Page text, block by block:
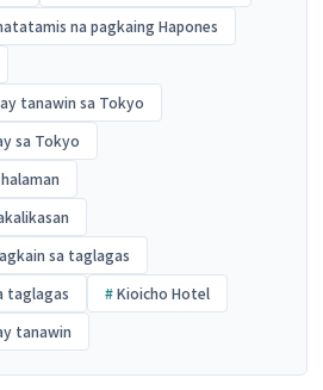
na pagkaing Hapones
tanawin sa Tokyo
sa Tokyo
sa taglagas
taglagas
Kioicho Hotel
tanawin